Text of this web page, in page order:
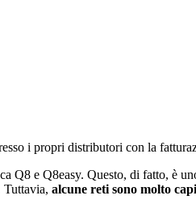
i propri distributori con la
Q8 e Q8easy. Questo, di fatto, è
Tuttavia, alcune reti sono molto